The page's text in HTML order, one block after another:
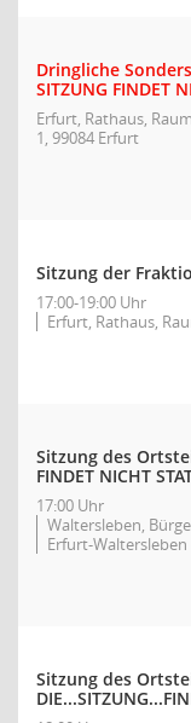
Dringliche
SITZUNG FINDET
Erfurt, Rathaus,
1, 99084 Erfurt
Sitzung der
17:00-19:00 Uhr
Erfurt, Rathaus,
Sitzung des
FINDET NICHT
17:00 Uhr
Waltersleben,
Erfurt-Waltersleben
Sitzung des